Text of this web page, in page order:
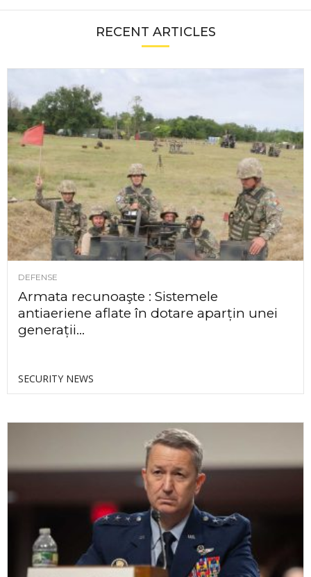
RECENT ARTICLES
DEFENSE
Armata recunoaşte : Sistemele
antiaeriene aflate în dotare aparțin unei
generații...
SECURITY NEWS